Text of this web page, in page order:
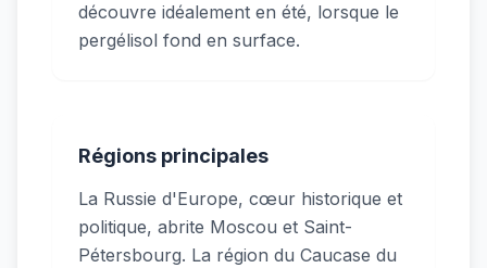
découvre idéalement en été, lorsque le
pergélisol fond en surface.
Régions principales
La Russie d'Europe, cœur historique et
politique, abrite Moscou et Saint-
Pétersbourg. La région du Caucase du